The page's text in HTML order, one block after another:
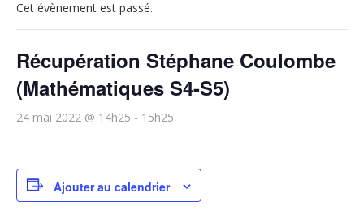
Cet évènement est passé.
Récupération Stéphane Coulombe
(Mathématiques S4-S5)
24 mai 2022 @ 14h25 - 15h25
Ajouter au calendrier